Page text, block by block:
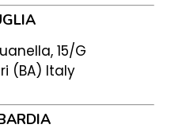
15/G
(BA) Italy